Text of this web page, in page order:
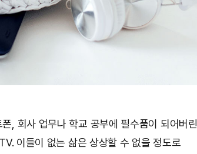
, 회사 업무나 학교 공부에 필수품이 되어버린
이들이 없는 삶은 상상할 수 없을 정도로